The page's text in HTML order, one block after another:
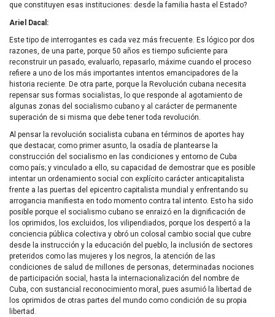
que constituyen esas instituciones: desde la familia hasta el Estado?
Ariel Dacal:
Este tipo de interrogantes es cada vez más frecuente. Es lógico por dos
razones, de una parte, porque 50 años es tiempo suficiente para
reconstruir un pasado, evaluarlo, repasarlo, máxime cuando el proceso
refiere a uno de los más importantes intentos emancipadores de la
historia reciente. De otra parte, porque la Revolución cubana necesita
repensar sus formas socialistas, lo que responde al agotamiento de
algunas zonas del socialismo cubano y al carácter de permanente
superación de si misma que debe tener toda revolución.
Al pensar la revolución socialista cubana en términos de aportes hay
que destacar, como primer asunto, la osadía de plantearse la
construcción del socialismo en las condiciones y entorno de Cuba
como país; y vinculado a ello, su capacidad de demostrar que es posible
intentar un ordenamiento social con explícito carácter anticapitalista
frente a las puertas del epicentro capitalista mundial y enfrentando su
arrogancia manifiesta en todo momento contra tal intento. Esto ha sido
posible porque el socialismo cubano se enraizó en la dignificación de
los oprimidos, los excluidos, los vilipendiados, porque los despertó a la
conciencia pública colectiva y obró un colosal cambio social que cubre
desde la instrucción y la educación del pueblo, la inclusión de sectores
preteridos como las mujeres y los negros, la atención de las
condiciones de salud de millones de personas, determinadas nociones
de participación social, hasta la internacionalización del nombre de
Cuba, con sustancial reconocimiento moral, pues asumió la libertad de
los oprimidos de otras partes del mundo como condición de su propia
libertad.